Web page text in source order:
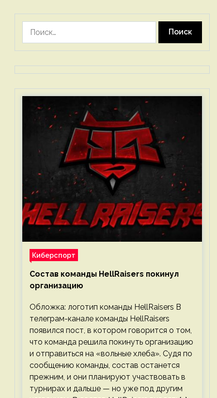
Киберспорт
Состав команды HellRaisers покинул
организацию
Обложка: логотип команды HellRaisers В
телеграм-канале команды HellRaisers
появился пост, в котором говорится о том,
что команда решила покинуть организацию
и отправиться на «вольные хлеба». Судя по
сообщению команды, состав останется
прежним, и они планируют участвовать в
турнирах и дальше — но уже под другим